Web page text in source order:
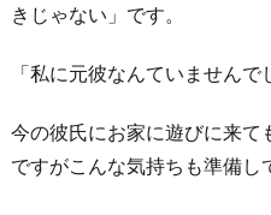
きじゃない」です。
「私に元彼なんていませんで
今の彼氏にお家に遊びに来
ですがこんな気持ちも準備し